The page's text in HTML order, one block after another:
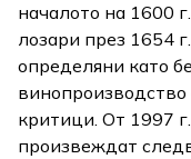
началото на 1600
лозари през 1654
определяни като
критици. От 1997
произвеждат